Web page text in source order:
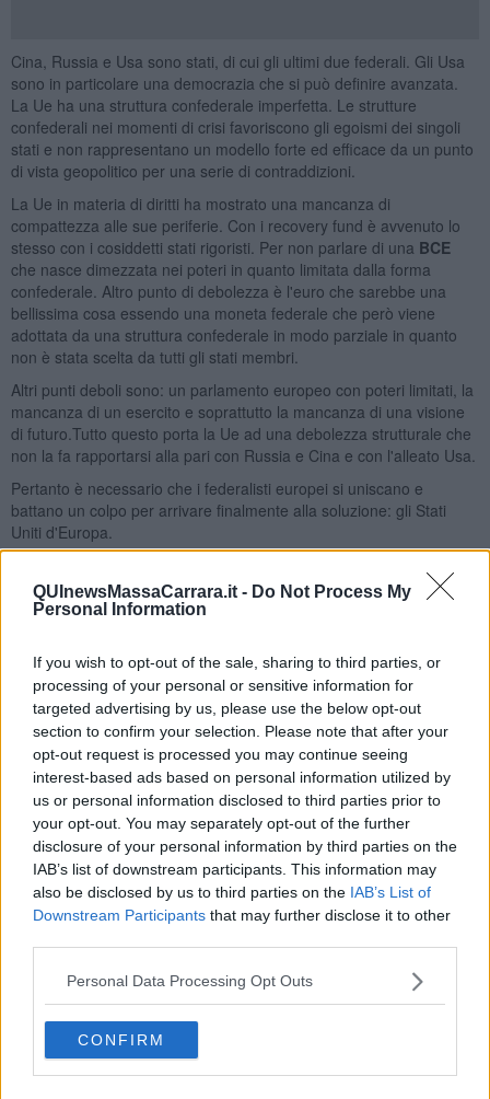
QUInewsMassaCarrara.it - Do Not Process My
Personal Information
If you wish to opt-out of the sale, sharing to third parties, or
processing of your personal or sensitive information for
targeted advertising by us, please use the below opt-out
section to confirm your selection. Please note that after your
opt-out request is processed you may continue seeing
interest-based ads based on personal information utilized by
us or personal information disclosed to third parties prior to
your opt-out. You may separately opt-out of the further
disclosure of your personal information by third parties on the
IAB’s list of downstream participants. This information may
also be disclosed by us to third parties on the IAB’s List of
Downstream Participants that may further disclose it to other
Personal Data Processing Opt Outs
CONFIRM
Cina, Russia e Usa sono stati, di cui gli ultimi due federali. Gli Usa
sono in particolare una democrazia che si può definire avanzata.
La Ue ha una struttura confederale imperfetta. Le strutture
confederali nei momenti di crisi favoriscono gli egoismi dei singoli
stati e non rappresentano un modello forte ed efficace da un punto
di vista geopolitico per una serie di contraddizioni.
La Ue in materia di diritti ha mostrato una mancanza di
compattezza alle sue periferie. Con i recovery fund è avvenuto lo
stesso con i cosiddetti stati rigoristi. Per non parlare di una BCE
che nasce dimezzata nei poteri in quanto limitata dalla forma
confederale. Altro punto di debolezza è l'euro che sarebbe una
bellissima cosa essendo una moneta federale che però viene
adottata da una struttura confederale in modo parziale in quanto
non è stata scelta da tutti gli stati membri.
Altri punti deboli sono: un parlamento europeo con poteri limitati, la
mancanza di un esercito e soprattutto la mancanza di una visione
di futuro.Tutto questo porta la Ue ad una debolezza strutturale che
non la fa rapportarsi alla pari con Russia e Cina e con l'alleato Usa.
Pertanto è necessario che i federalisti europei si uniscano e
battano un colpo per arrivare finalmente alla soluzione: gli Stati
Uniti d'Europa.
Se vuoi leggere le notizie principali della Toscana iscriviti alla
Newsletter QUInews - ToscanaMedia.Arriva gratis tutti i giorni
alle 20:00 direttamente nella tua casella di posta.
Basta cliccareQUI
Ti potrebbe interessare anche:
Articoli dal Blog “Legalità e non solo” di Salvatore Calleri
Il “dopo” Matteo Messina Denaro
Vademecum antimafia per gli elettori
I superbonus rischiano di favorire la mafia
Occorre potenziare il controllo del territorio
​Nuovi scenari narcos a Firenze?
Alla 'ndrangheta piace la Toscana